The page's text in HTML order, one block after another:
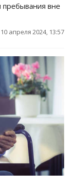
пребывания вне
10 апреля 2024, 13:57